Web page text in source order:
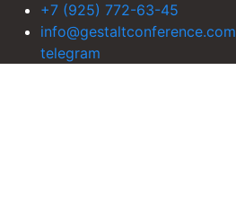
+7 (925) 772-63-45
info@gestaltconference.com
telegram